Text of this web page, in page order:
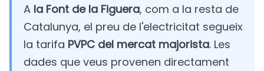
A la Font de la Figuera, com a la resta de
Catalunya, el preu de l'electricitat segueix
la tarifa PVPC del mercat majorista. Les
dades que veus provenen directament